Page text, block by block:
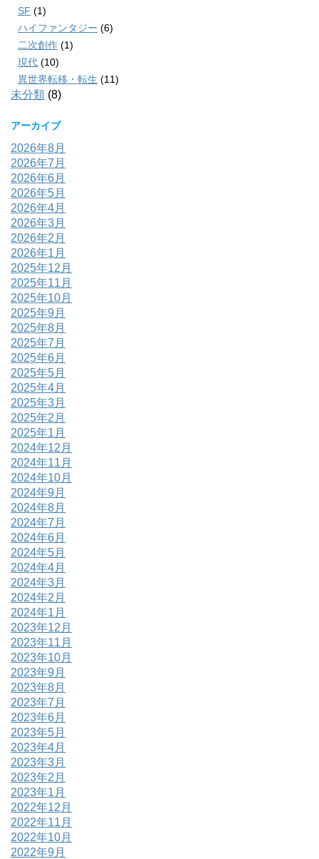
SF (1)
ハイファンタジー (6)
二次創作 (1)
現代 (10)
異世界転移・転生 (11)
未分類 (8)
アーカイブ
2026年8月
2026年7月
2026年6月
2026年5月
2026年4月
2026年3月
2026年2月
2026年1月
2025年12月
2025年11月
2025年10月
2025年9月
2025年8月
2025年7月
2025年6月
2025年5月
2025年4月
2025年3月
2025年2月
2025年1月
2024年12月
2024年11月
2024年10月
2024年9月
2024年8月
2024年7月
2024年6月
2024年5月
2024年4月
2024年3月
2024年2月
2024年1月
2023年12月
2023年11月
2023年10月
2023年9月
2023年8月
2023年7月
2023年6月
2023年5月
2023年4月
2023年3月
2023年2月
2023年1月
2022年12月
2022年11月
2022年10月
2022年9月